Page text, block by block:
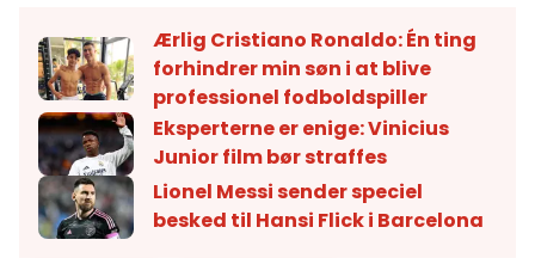
Ærlig Cristiano Ronaldo: Én ting
forhindrer min søn i at blive
professionel fodboldspiller
Eksperterne er enige: Vinicius
Junior film bør straffes
Lionel Messi sender speciel
besked til Hansi Flick i Barcelona